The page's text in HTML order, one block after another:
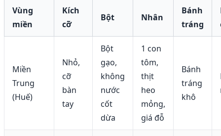
Vùng
miền
Kích
cỡ
Bột Nhân
Bánh
tráng
Miền
Trung
(Huế)
Nhỏ,
cỡ
bàn
tay
Bột
gạo,
không
nước
cốt
dừa
1 con
tôm,
thịt
heo
mỏng,
giá đỗ
Bánh
tráng
khô